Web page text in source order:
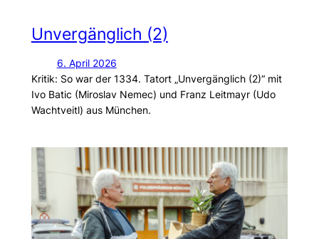
Unvergänglich (2)
6. April 2026
Kritik: So war der 1334. Tatort „Unvergänglich (2)“ mit
Ivo Batic (Miroslav Nemec) und Franz Leitmayr (Udo
Wachtveitl) aus München.